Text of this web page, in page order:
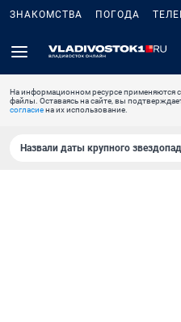
ЗНАКОМСТВА ПОГОДА
На информационном ресурсе применяются
файлы. Оставаясь на сайте, вы
согласиена их использование.
Назвали даты крупного